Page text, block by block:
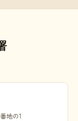
地の1